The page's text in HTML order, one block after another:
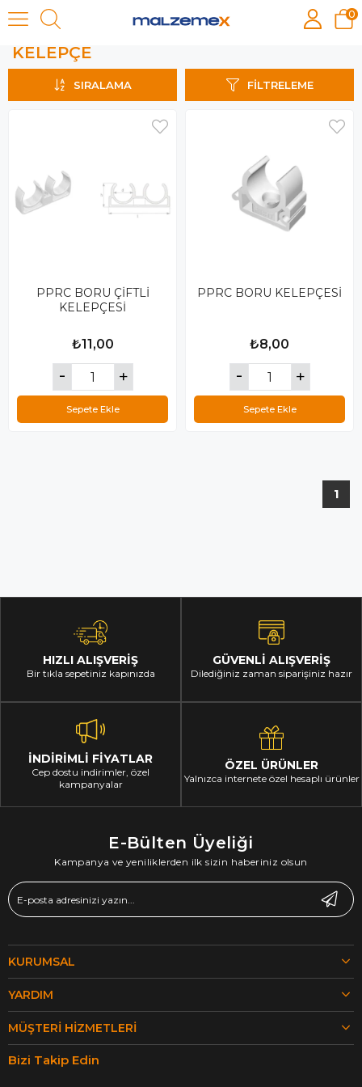
0
KELEPÇE
FILTRELEME
SIRALAMA
PPRC BORU ÇİFTLİ
KELEPÇESİ
₺11,00
Sepete Ekle
PPRC BORU KELEPÇESİ
₺8,00
Sepete Ekle
1
HIZLI ALIŞVERİŞ
Bir tıkla sepetiniz kapınızda
GÜVENLİ ALIŞVERİŞ
Dilediğiniz zaman siparişiniz hazır
İNDİRİMLİ FİYATLAR
Cep dostu indirimler, özel
kampanyalar
ÖZEL ÜRÜNLER
Yalnızca internete özel hesaplı ürünler
E-Bülten Üyeliği
Kampanya ve yeniliklerden ilk sizin haberiniz olsun
KURUMSAL
YARDIM
MÜŞTERI HIZMETLERI
Bizi Takip Edin